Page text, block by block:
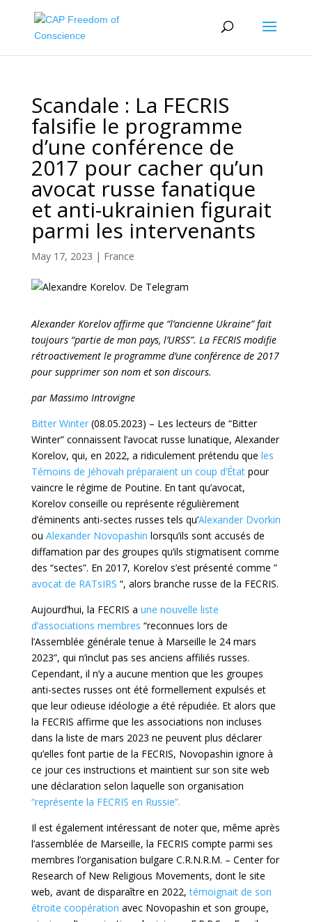
Scandale : La FECRIS
falsifie le programme
d’une conférence de
2017 pour cacher qu’un
avocat russe fanatique
et anti-ukrainien figurait
parmi les intervenants
May 17, 2023 | France
Alexander Korelov affirme que “l’ancienne Ukraine” fait
toujours “partie de mon pays, l’URSS”. La FECRIS modifie
rétroactivement le programme d’une conférence de 2017
pour supprimer son nom et son discours.
par Massimo Introvigne
Bitter Winter(08.05.2023) – Les lecteurs de “Bitter
Winter” connaissent l’avocat russe lunatique, Alexander
Korelov, qui, en 2022, a ridiculement prétendu que les
Témoins de Jéhovah préparaient un coup d’Étatpour
vaincre le régime de Poutine. En tant qu’avocat,
Korelov conseille ou représente régulièrement
d’éminents anti-sectes russes tels qu’Alexander Dvorkin
ou Alexander Novopashin lorsqu’ils sont accusés de
diffamation par des groupes qu’ils stigmatisent comme
des “sectes”. En 2017, Korelov s’est présenté comme ”
avocat de RATsIRS “, alors branche russe de la FECRIS.
Aujourd’hui, la FECRIS a une nouvelle liste
d’associations membres “reconnues lors de
l’Assemblée générale tenue à Marseille le 24 mars
2023”, qui n’inclut pas ses anciens affiliés russes.
Cependant, il n’y a aucune mention que les groupes
anti-sectes russes ont été formellement expulsés et
que leur odieuse idéologie a été répudiée. Et alors que
la FECRIS affirme que les associations non incluses
dans la liste de mars 2023 ne peuvent plus déclarer
qu’elles font partie de la FECRIS, Novopashin ignore à
ce jour ces instructions et maintient sur son site web
une déclaration selon laquelle son organisation
“représente la FECRIS en Russie”.
Il est également intéressant de noter que, même après
l’assemblée de Marseille, la FECRIS compte parmi ses
membres l’organisation bulgare C.R.N.R.M. – Center for
Research of New Religious Movements, dont le site
web, avant de disparaître en 2022,témoignait de son
étroite coopération avec Novopashin et son groupe,